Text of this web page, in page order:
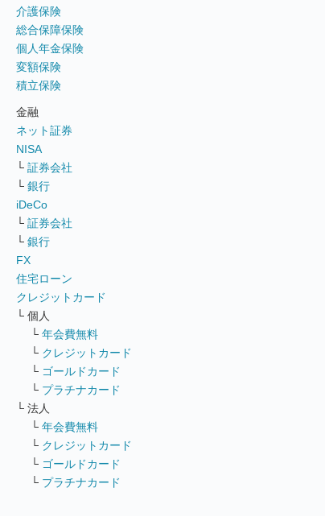
介護保険
総合保障保険
個人年金保険
変額保険
積立保険
金融
ネット証券
NISA
└ 証券会社
└ 銀行
iDeCo
└ 証券会社
└ 銀行
FX
住宅ローン
クレジットカード
└ 個人
└ 年会費無料
└ クレジットカード
└ ゴールドカード
└ プラチナカード
└ 法人
└ 年会費無料
└ クレジットカード
└ ゴールドカード
└ プラチナカード